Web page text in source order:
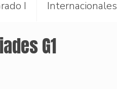
I Internacionales
G1